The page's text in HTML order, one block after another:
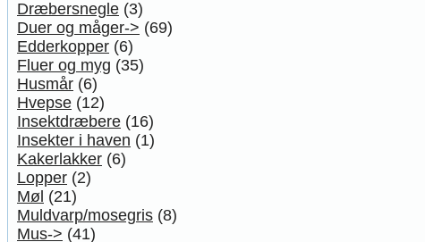
Dræbersnegle (3)
Duer og måger-> (69)
Edderkopper (6)
Fluer og myg (35)
Husmår (6)
Hvepse (12)
Insektdræbere (16)
Insekter i haven (1)
Kakerlakker (6)
Lopper (2)
Møl (21)
Muldvarp/mosegris (8)
Mus-> (41)